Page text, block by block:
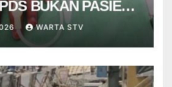
BUKAN PASIEN
WARTA STV